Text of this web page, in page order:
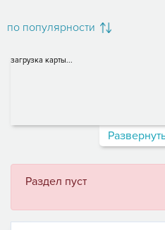
по популярности
загрузка карты...
Раздел пуст